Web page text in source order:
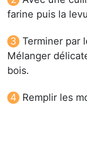
farine puis la
Terminer par
Mélanger
bois.
Remplir les